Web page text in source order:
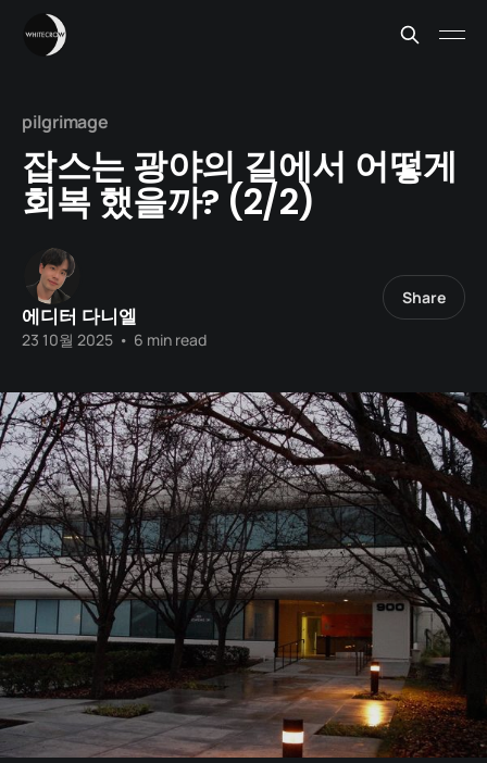
pilgrimage
잡스는 광야의 길에서 어떻게
회복 했을까? (2/2)
에디터 다니엘
23 10월 2025 • 6 min read
Share